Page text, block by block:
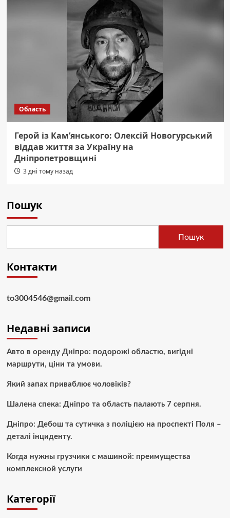
Область
Герой із Кам’янського: Олексій Новогурський
віддав життя за Україну на
Дніпропетровщині
3 дні тому назад
Пошук
Пошук
Контакти
to3004546@gmail.com
Недавні записи
Авто в оренду Дніпро: подорожі областю, вигідні
маршрути, ціни та умови.
Який запах приваблює чоловіків?
Шалена спека: Дніпро та область палають 7 серпня.
Дніпро: Дебош та сутичка з поліцією на проспекті Поля –
деталі інциденту.
Когда нужны грузчики с машиной: преимущества
комплексной услуги
Категорії